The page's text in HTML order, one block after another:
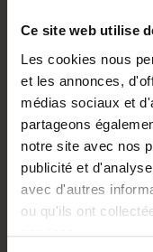
Ce site web utilise
Les cookies nous
et les annonces,
médias sociaux et
partageons
notre site avec nos
publicité et
avec d'autres
ou qu'ils ont
services.
Le Lenovo
de bureau
processeur
associé à 8 Go
SSD rapide,